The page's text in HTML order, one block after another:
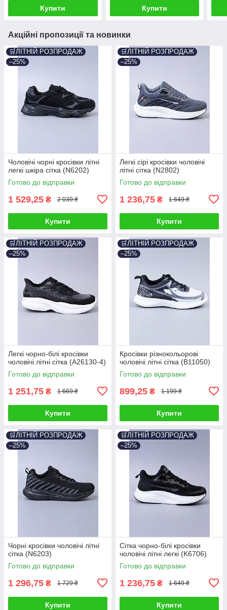
Купити Купити
Акційні пропозиції та новинки
🛒ЛІТНІЙ РОЗПРОДАЖ
–25%
Чоловічі чорні кросівки літні
легкі шкіра сітка (N6202)
Готово до відправки
1 529,25 ₴ 2 039 ₴
Купити
🛒ЛІТНІЙ РОЗПРОДАЖ
–25%
Легкі сірі кросівки чоловічі
літні сітка (N2802)
Готово до відправки
1 236,75 ₴ 1 649 ₴
Купити
🛒ЛІТНІЙ РОЗПРОДАЖ
–25%
Легкі чорно-білі кросівки
чоловічі літні сітка (A26130-4)
Готово до відправки
1 251,75 ₴ 1 669 ₴
Купити
🛒ЛІТНІЙ РОЗПРОДАЖ
–25%
Кросівки різнокольорові
чоловічі літні сітка (B11050)
Готово до відправки
899,25 ₴ 1 199 ₴
Купити
🛒ЛІТНІЙ РОЗПРОДАЖ
–25%
Чорні кросівки чоловічі літні
сітка (N6203)
Готово до відправки
1 296,75 ₴ 1 729 ₴
Купити
🛒ЛІТНІЙ РОЗПРОДАЖ
–25%
Сітка чорно-білі кросівки
чоловічі літні легкі (K6706)
Готово до відправки
1 236,75 ₴ 1 649 ₴
Купити